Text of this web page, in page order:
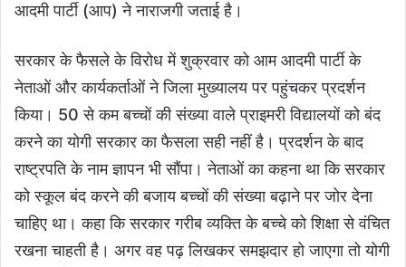
आदमी पार्टी (आप) ने नाराजगी जताई है।
सरकार के फैसले के विरोध में शुक्रवार को आम आदमी पार्टी के
नेताओं और कार्यकर्ताओं ने जिला मुख्यालय पर पहुंचकर प्रदर्शन
किया। 50 से कम बच्चों की संख्या वाले प्राइमरी विद्यालयों को बंद
करने का योगी सरकार का फैसला सही नहीं है। प्रदर्शन के बाद
राष्ट्रपति के नाम ज्ञापन भी सौंपा। नेताओं का कहना था कि सरकार
को स्कूल बंद करने की बजाय बच्चों की संख्या बढ़ाने पर जोर देना
चाहिए था। कहा कि सरकार गरीब व्यक्ति के बच्चे को शिक्षा से वंचित
रखना चाहती है। अगर वह पढ़ लिखकर समझदार हो जाएगा तो योगी